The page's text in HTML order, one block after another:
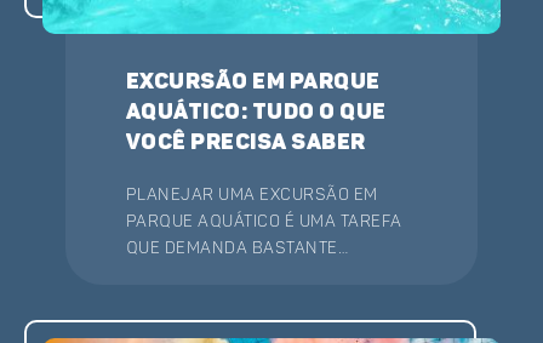
Excursão em parque
aquático: tudo o que
você precisa saber
Planejar uma excursão em
parque aquático é uma tarefa
que demanda bastante
dicas para você preparar a